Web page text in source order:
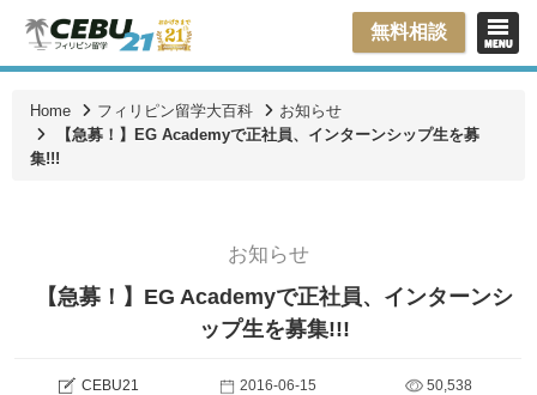
無料相談
Home フィリピン留学大百科
お知らせ
【急募！】EG Academyで正社員、インターンシップ生を募
集!!!
お知らせ
【急募！】EG Academyで正社員、インターンシ
ップ生を募集!!!
CEBU21 2016-06-15 50,538